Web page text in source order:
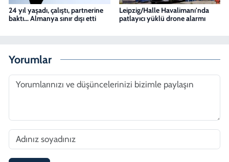
24 yıl yaşadı, çalıştı, partnerine
baktı... Almanya sınır dışı etti
Leipzig/Halle Havalimanı'nda
patlayıcı yüklü drone alarmı
Yorumlar